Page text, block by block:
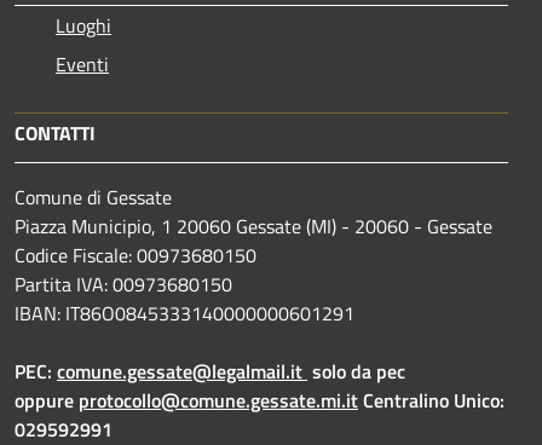
Luoghi
Eventi
CONTATTI
Comune di Gessate
Piazza Municipio, 1 20060 Gessate (MI) - 20060 - Gessate
Codice Fiscale: 00973680150
Partita IVA: 00973680150
IBAN: IT86O0845333140000000601291
PEC: comune.gessate@legalmail.it solo da pec
oppure protocollo@comune.gessate.mi.itCentralino Unico:
029592991